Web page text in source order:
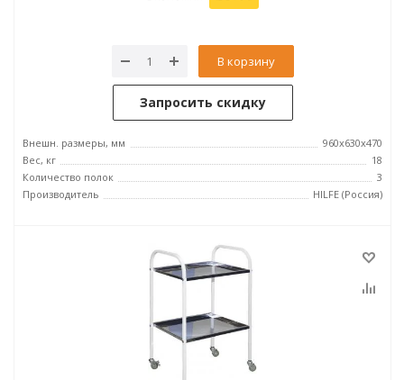
В корзину
Запросить скидку
Внешн. размеры, мм
960x630x470
Вес, кг
18
Количество полок
3
Производитель
HILFE (Россия)